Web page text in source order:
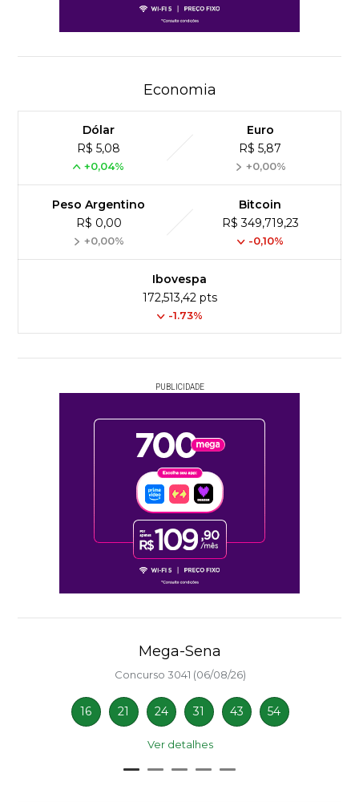
Economia
Dólar
R$ 5,08
+0,04%
Euro
R$ 5,87
+0,00%
Peso Argentino
R$ 0,00
+0,00%
Bitcoin
R$ 349,719,23
-0,10%
Ibovespa
172,513,42 pts
-1.73%
PUBLICIDADE
Mega-Sena
Concurso 3041 (06/08/26)
16 21 24 31 43 54
Ver detalhes